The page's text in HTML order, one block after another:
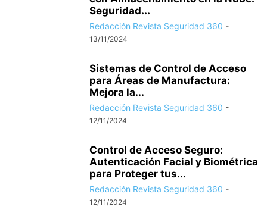
Seguridad...
Redacción Revista Seguridad 360 -
13/11/2024
Sistemas de Control de Acceso
para Áreas de Manufactura:
Mejora la...
Redacción Revista Seguridad 360 -
12/11/2024
Control de Acceso Seguro:
Autenticación Facial y Biométrica
para Proteger tus...
Redacción Revista Seguridad 360 -
12/11/2024